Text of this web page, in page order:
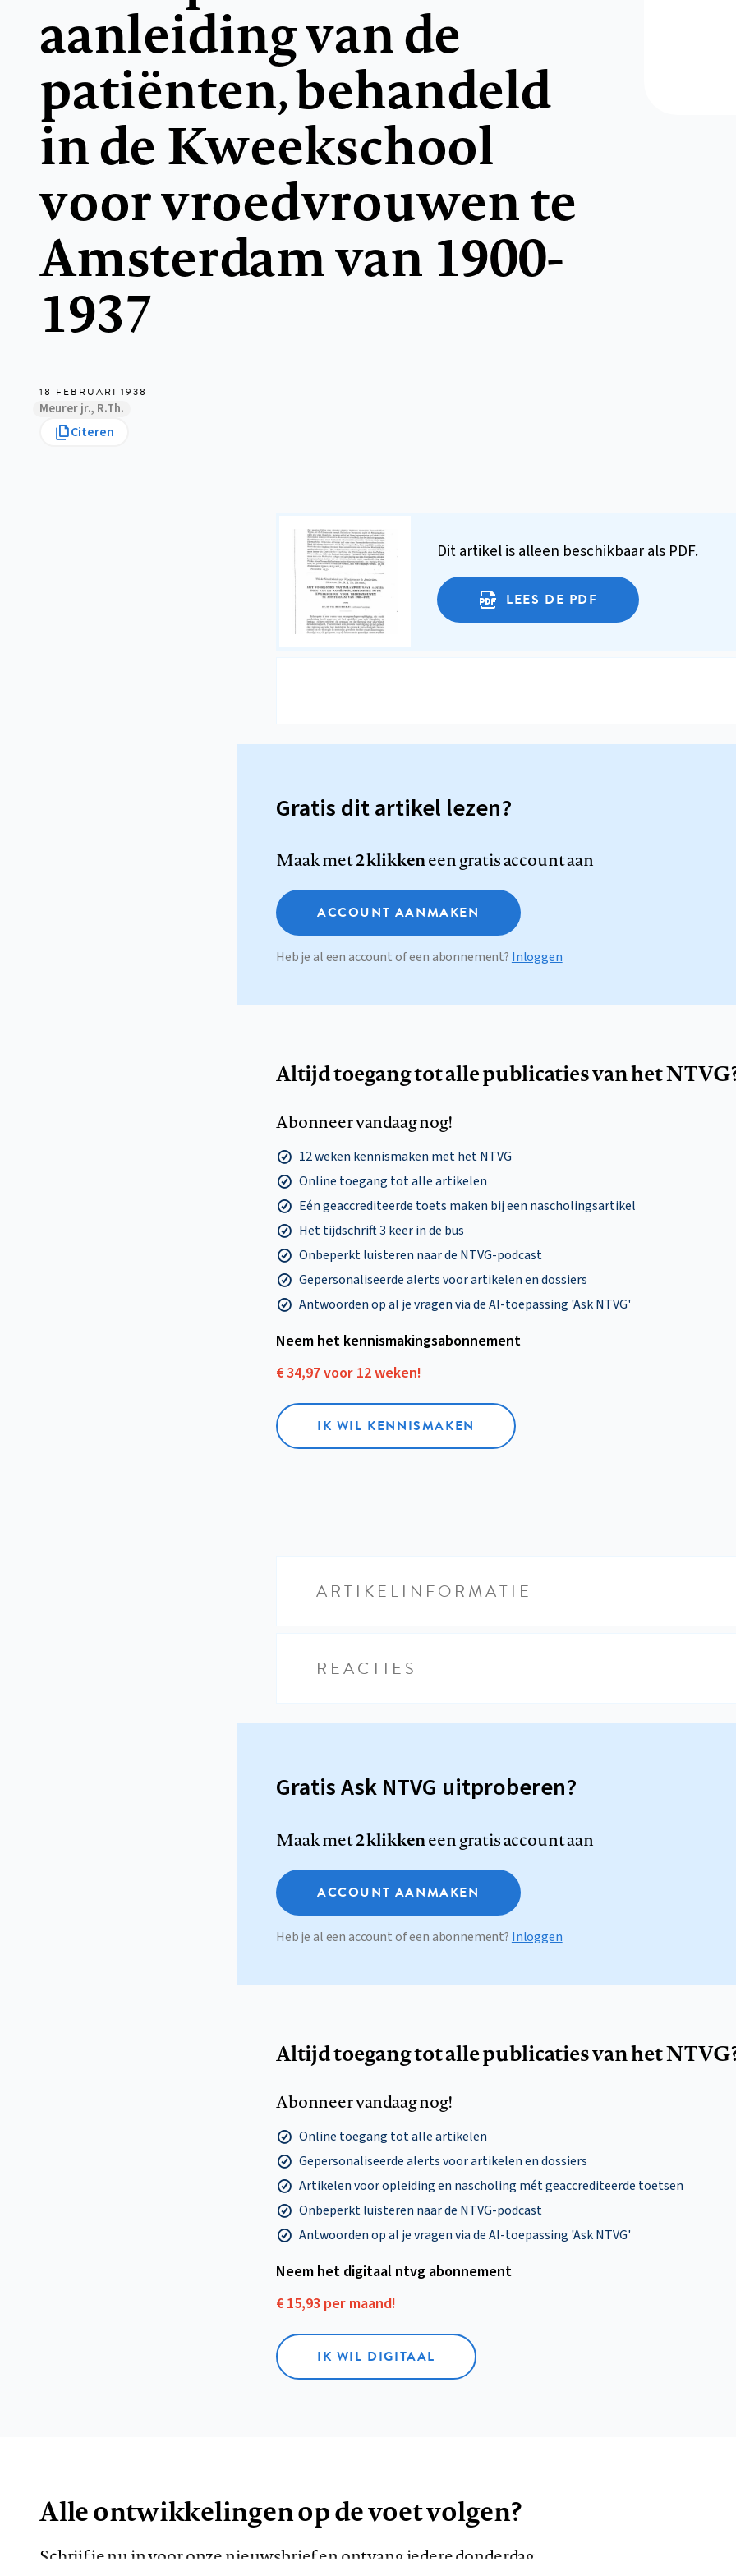
aanleiding van de
patiënten, behandeld
in de Kweekschool
voor vroedvrouwen te
Amsterdam van 1900-
1937
18 FEBRUARI 1938
Meurer jr., R.Th.
Citeren
Dit artikel is alleen beschikbaar als PDF.
LEES DE PDF
Gratis dit artikel lezen?
Maak met2 klikkeneen gratis account aan
ACCOUNT AANMAKEN
Heb je al een account of een abonnement? Inloggen
Altijd toegang tot alle publicaties van het
Abonneer vandaag nog!
12 weken kennismaken met het NTVG
Online toegang tot alle artikelen
Eén geaccrediteerde toets maken bij een nascholingsartikel
Het tijdschrift 3 keer in de bus
Onbeperkt luisteren naar de NTVG-podcast
Gepersonaliseerde alerts voor artikelen en dossiers
Antwoorden op al je vragen via de AI-toepassing 'Ask NTVG'
Neem het kennismakings­abonnement
€ 34,97 voor 12 weken!
IK WIL KENNISMAKEN
ARTIKELINFORMATIE
REACTIES
Gratis Ask NTVG uitproberen?
Maak met2 klikkeneen gratis account aan
ACCOUNT AANMAKEN
Heb je al een account of een abonnement? Inloggen
Altijd toegang tot alle publicaties van het
Abonneer vandaag nog!
Online toegang tot alle artikelen
Gepersonaliseerde alerts voor artikelen en dossiers
Artikelen voor opleiding en nascholing mét geaccrediteerde toetsen
Onbeperkt luisteren naar de NTVG-podcast
Antwoorden op al je vragen via de AI-toepassing 'Ask NTVG'
Neem het digitaal ntvg abonnement
€ 15,93 per maand!
IK WIL DIGITAAL
Alle ontwikkelingen op de voet volgen?
Schrijf je nu in voor onze nieuwsbrief en ontvang iedere donderdag